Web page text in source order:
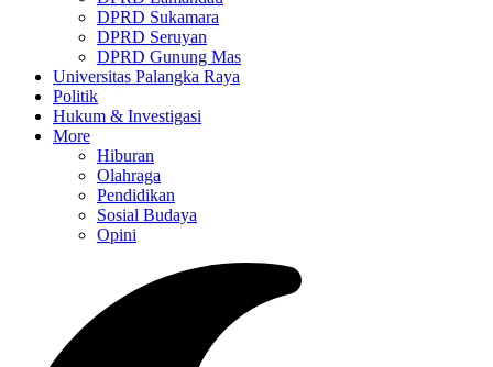
DPRD Sukamara
DPRD Seruyan
DPRD Gunung Mas
Universitas Palangka Raya
Politik
Hukum & Investigasi
More
Hiburan
Olahraga
Pendidikan
Sosial Budaya
Opini